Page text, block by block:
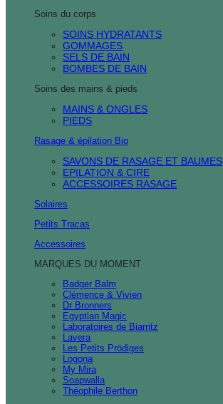
Soins du corps
SOINS HYDRATANTS
GOMMAGES
SELS DE BAIN
BOMBES DE BAIN
Soins des mains & pieds
MAINS & ONGLES
PIEDS
Rasage & épilation Bio
SAVONS DE RASAGE ET BAUMES
EPILATION & CIRE
ACCESSOIRES RASAGE
Solaires
Petits Tracas
Accessoires
MARQUES DU MOMENT
Badger Balm
Clémence & Vivien
Dr Bronners
Egyptian Magic
Laboratoires de Biarritz
Lavera
Les Petits Prödiges
Logona
My Mira
Soapwalla
Théophile Berthon